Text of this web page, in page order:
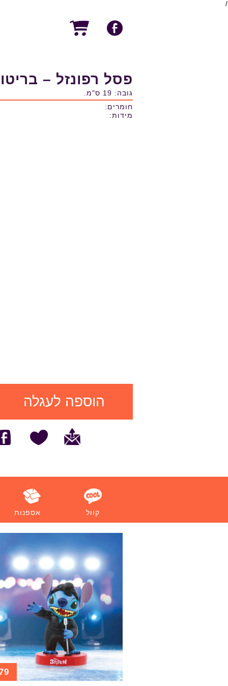
/
פסל רפונזל – בריטו
גובה: 19 ס"מ.
חומרים:
מידות:
הוספה לעגלה
קוול אספנות